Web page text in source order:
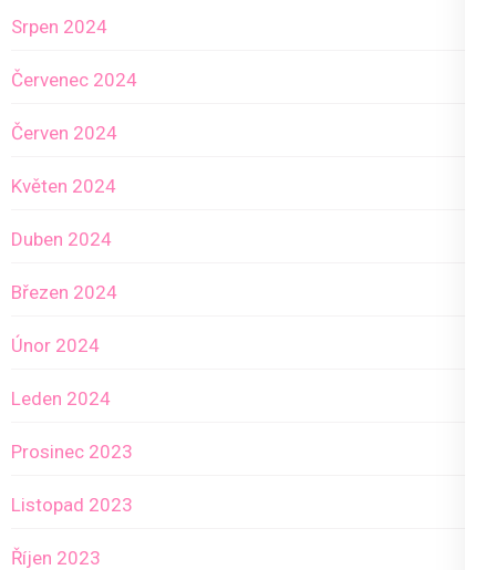
Srpen 2024
Červenec 2024
Červen 2024
Květen 2024
Duben 2024
Březen 2024
Únor 2024
Leden 2024
Prosinec 2023
Listopad 2023
Říjen 2023